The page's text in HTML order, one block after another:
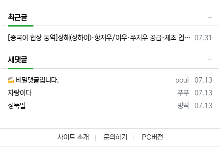
최근글
등록일
07.31
[중국어 협상 통역]상해(상하이)·항저우/이우·쑤저우 공급·제조 업체,공장 미팅 & 전시회 한중 원어민 프리랜서 비즈니스 통역사
새댓글
등록자
poui 등록일
07.13
비밀댓글입니다.
등록자
푸푸 등록일
07.13
자랑이다
등록자
빙딱 등록일
07.13
정뚝떨
사이트 소개 문의하기 PC버전